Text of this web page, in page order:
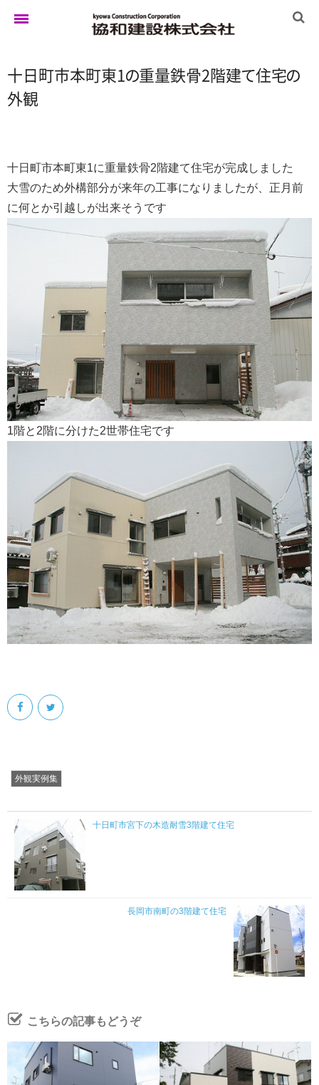
ホーム
実例集
イベント
会社案内
十日町市本町東1 の重量鉄骨2階建て住宅の
外観
十日町市本町東1に重量鉄骨2階建て住宅が完成しました
大雪のため外構部分が来年の工事になりましたが、正月前
に何とか引越しが出来そうです
1階と2階に分けた2世帯住宅です
外観実例集
十日町市宮下の木造耐雪3階建て住宅
長岡市南町の3階建て住宅
こちらの記事もどうぞ